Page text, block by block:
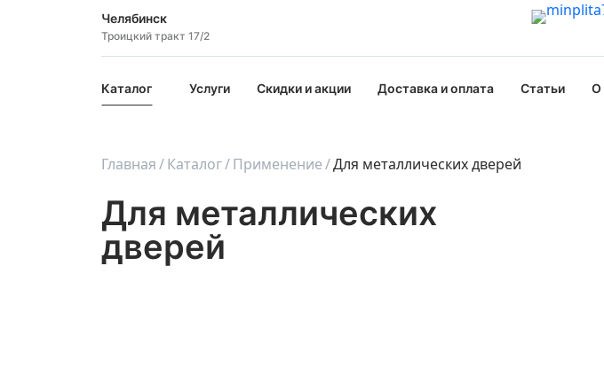
Челябинск
Троицкий тракт 17/2
Каталог Услуги Скидки и акции Доставка и оплата Статьи О
Главная Каталог Применение Для металлических дверей
Для металлических
дверей